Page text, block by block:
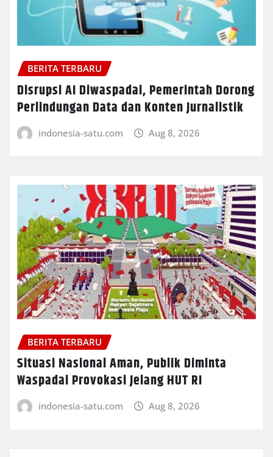
BERITA TERBARU
Disrupsi AI Diwaspadai, Pemerintah Dorong
Perlindungan Data dan Konten Jurnalistik
indonesia-satu.com Aug 8, 2026
BERITA TERBARU
Situasi Nasional Aman, Publik Diminta
Waspadai Provokasi Jelang HUT RI
indonesia-satu.com Aug 8, 2026